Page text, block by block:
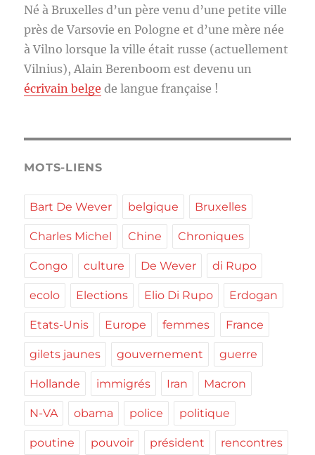
Né à Bruxelles d’un père venu d’une petite ville
près de Varsovie en Pologne et d’une mère née
à Vilno lorsque la ville était russe (actuellement
Vilnius), Alain Berenboom est devenu un
écrivain belge de langue française !
MOTS-LIENS
Bart De Wever belgique Bruxelles
Charles Michel Chine Chroniques
Congo culture De Wever di Rupo
ecolo Elections Elio Di Rupo Erdogan
Etats-Unis Europe femmes France
gilets jaunes gouvernement guerre
Hollande immigrés Iran Macron
N-VA obama police politique
poutine pouvoir président rencontres